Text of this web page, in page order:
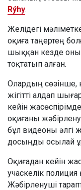
Rýhy.
Желідегі
оқиға таңертең
шыққан кезде оны
тоқтатып алған.
Олардың сөзінше,
жігітті алдап
кейін
оқиғаны
бұл видеоны әлгі
досыңды осылай
Оқиғадан кейін
учаскелік полиция
Жәбірленуші